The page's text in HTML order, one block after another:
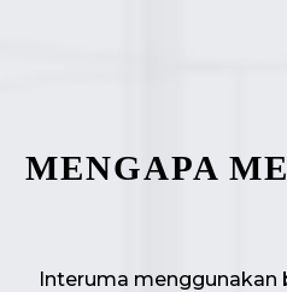
MENGAPA
Interuma menggunakan